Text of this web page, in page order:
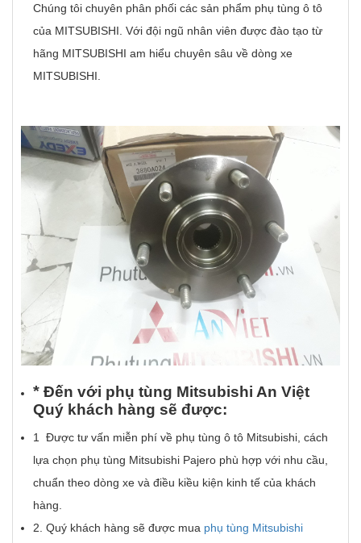
Chúng tôi chuyên phân phối các sản phẩm phụ tùng ô tô
của MITSUBISHI. Với đội ngũ nhân viên được đào tạo từ
hãng MITSUBISHI am hiểu chuyên sâu về dòng xe
MITSUBISHI.
* Đến với phụ tùng Mitsubishi An Việt
Quý khách hàng sẽ được:
1 Được tư vấn miễn phí về phụ tùng ô tô Mitsubishi, cách
lựa chọn phụ tùng Mitsubishi Pajero phù hợp với nhu cầu,
chuẩn theo dòng xe và điều kiều kiện kinh tế của khách
hàng.
2. Quý khách hàng sẽ được mua phụ tùng Mitsubishi